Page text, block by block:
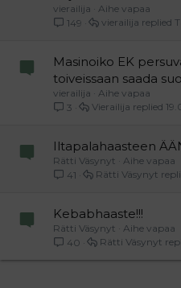
vierailija
Aihe vapaa
149
vierailija
Masinoiko EK
toiveissaan saada
vierailija
Aihe vapaa
3
Vierailija
Iltapalahaasteen
Rätti Väsynyt
Aihe vapaa
41
Rätti Väsynyt
Kebabhaaste!!!
Rätti Väsynyt
Aihe vapaa
40
Rätti Väsynyt